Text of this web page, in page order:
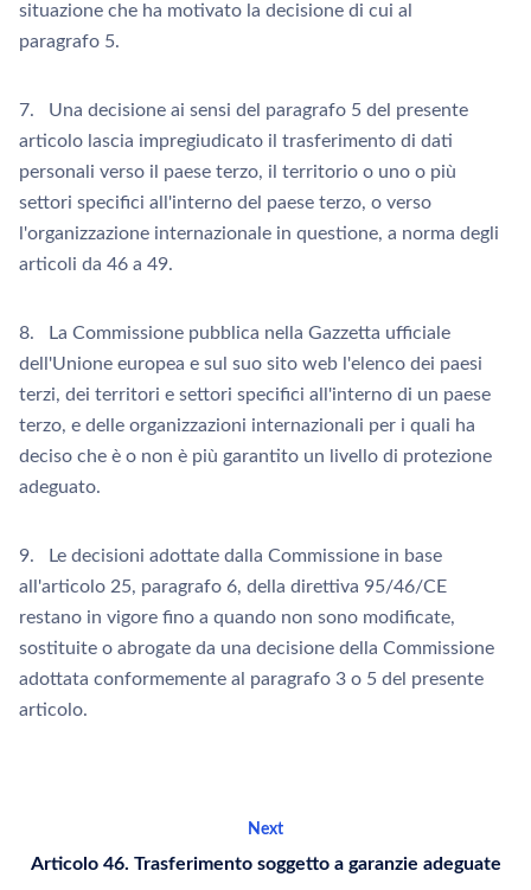
situazione che ha motivato la decisione di cui al
paragrafo 5.
7. Una decisione ai sensi del paragrafo 5 del presente
articolo lascia impregiudicato il trasferimento di dati
personali verso il paese terzo, il territorio o uno o più
settori specifici all'interno del paese terzo, o verso
l'organizzazione internazionale in questione, a norma degli
articoli da 46 a 49.
8. La Commissione pubblica nella Gazzetta ufficiale
dell'Unione europea e sul suo sito web l'elenco dei paesi
terzi, dei territori e settori specifici all'interno di un paese
terzo, e delle organizzazioni internazionali per i quali ha
deciso che è o non è più garantito un livello di protezione
adeguato.
9. Le decisioni adottate dalla Commissione in base
all'articolo 25, paragrafo 6, della direttiva 95/46/CE
restano in vigore fino a quando non sono modificate,
sostituite o abrogate da una decisione della Commissione
adottata conformemente al paragrafo 3 o 5 del presente
articolo.
Next
Articolo 46. Trasferimento soggetto a garanzie adeguate